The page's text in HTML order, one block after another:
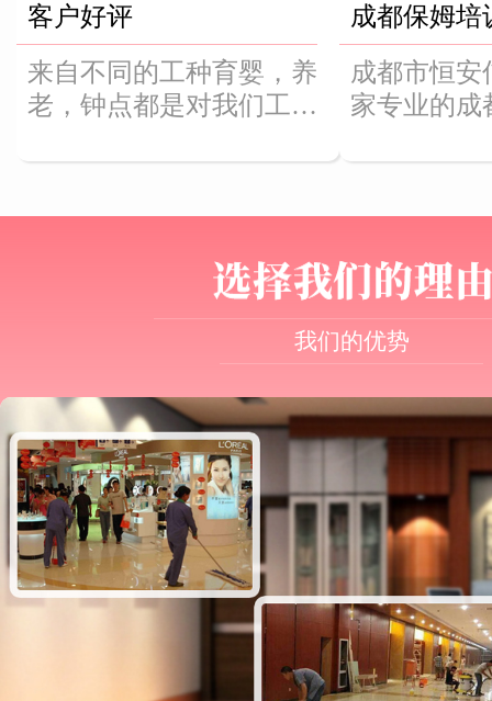
客户好评
来自不同的工种育婴，养
老，钟点都是对我们工作
鼓的宣传，都是把平凡的
成都保姆培
成都市恒安
家专业的成
活动，丰富
我们的优势